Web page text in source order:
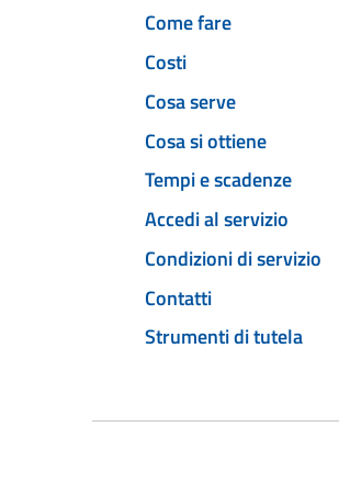
Come fare
Costi
Cosa serve
Cosa si ottiene
Tempi e scadenze
Accedi al servizio
Condizioni di servizio
Contatti
Strumenti di tutela